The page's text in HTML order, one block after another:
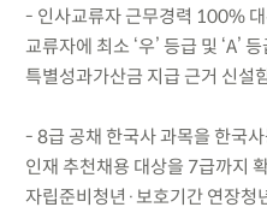
- 인사교류자 근무경력 100%
교류자에 최소 ‘우’ 등급 및 ‘A’
특별성과가산금 지급 근거 신설
- 8급 공채 한국사 과목을 한국
인재 추천채용 대상을 7급까지
자립준비청년·보호기간 연장청